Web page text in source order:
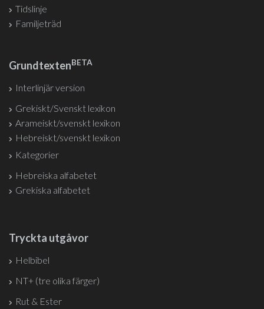
Tidslinje
Familjeträd
GrundtextenBETA
Interlinjär version
Grekiskt/Svenskt lexikon
Arameiskt/svenskt lexikon
Hebreiskt/svenskt lexikon
Kategorier
Hebreiska alfabetet
Grekiska alfabetet
Tryckta utgåvor
Helbibel
NT+ (tre olika färger)
Rut & Ester